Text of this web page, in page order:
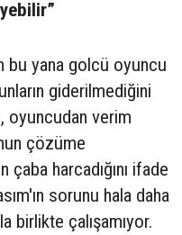
bu yana golcü oyuncu
giderilmediğini
oyuncudan verim
çözüme
harcadığını ifade
sorunu hala daha
birlikte çalışamıyor.